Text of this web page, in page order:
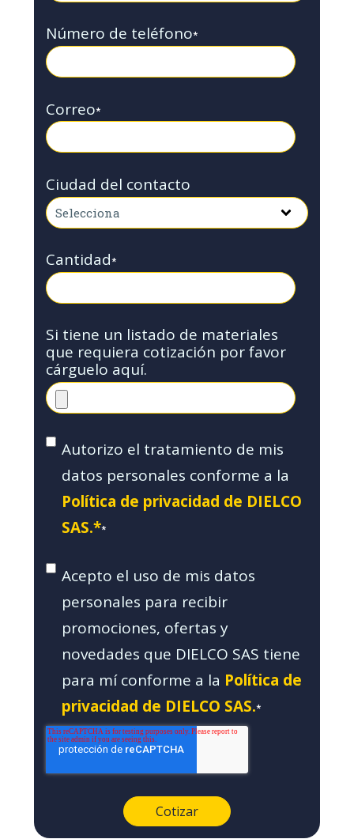
Número de teléfono*
Correo*
Ciudad del contacto
Cantidad*
Si tiene un listado de materiales
que requiera cotización por favor
cárguelo aquí.
Autorizo el tratamiento de mis
datos personales conforme a la
Política de privacidad de DIELCO
SAS.**
Acepto el uso de mis datos
personales para recibir
promociones, ofertas y
novedades que DIELCO SAS tiene
para mí conforme a la Política de
privacidad de DIELCO SAS.*